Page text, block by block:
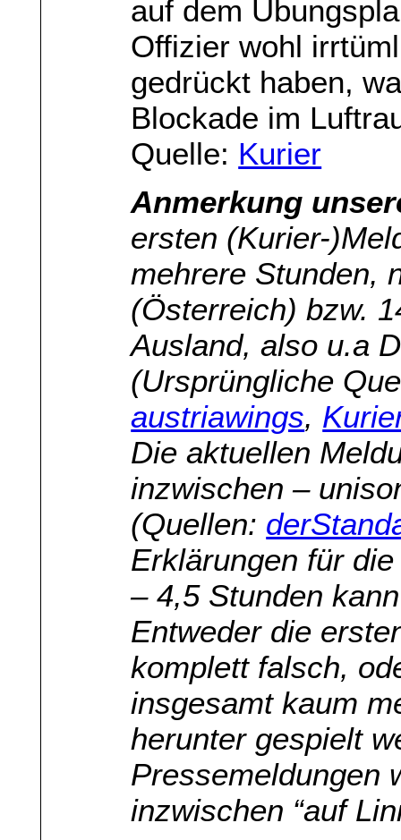
auf dem
Offizier wohl
gedrückt haben,
Blockade im
Quelle: Kurier
Anmerkung
ersten (Kurier-
mehrere Stunden,
(Österreich) bzw.
Ausland, also u.a
(Ursprüngliche
austriawings,
Die aktuellen
inzwischen –
(Quellen:
Erklärungen für
– 4,5 Stunden
Entweder die
komplett falsch,
insgesamt kaum
herunter gespielt
Pressemeldungen
inzwischen “auf